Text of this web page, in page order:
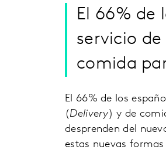
El 66% de
servicio
comida
El 66% de los
(Delivery) y de
desprenden del
estas nuevas